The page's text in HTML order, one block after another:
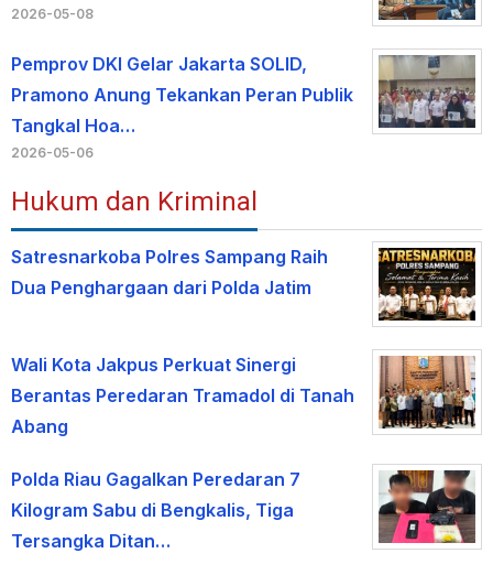
2026-05-08
Pemprov DKI Gelar Jakarta SOLID,
Pramono Anung Tekankan Peran Publik
Tangkal Hoa…
2026-05-06
Hukum dan Kriminal
Satresnarkoba Polres Sampang Raih
Dua Penghargaan dari Polda Jatim
Wali Kota Jakpus Perkuat Sinergi
Berantas Peredaran Tramadol di Tanah
Abang
Polda Riau Gagalkan Peredaran 7
Kilogram Sabu di Bengkalis, Tiga
Tersangka Ditan…